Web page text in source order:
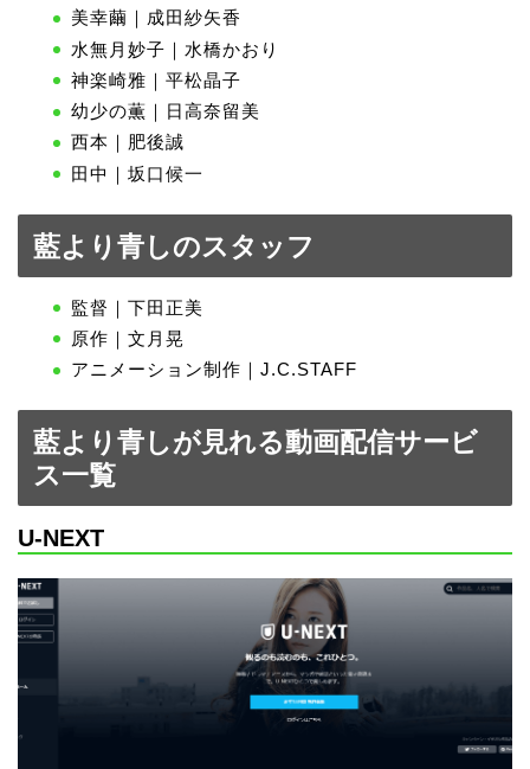
美幸繭｜成田紗矢香
水無月妙子｜水橋かおり
神楽崎雅｜平松晶子
幼少の薫｜日高奈留美
西本｜肥後誠
田中｜坂口候一
藍より青しのスタッフ
監督｜下田正美
原作｜文月晃
アニメーション制作｜J.C.STAFF
藍より青しが見れる動画配信サービ
ス一覧
U-NEXT